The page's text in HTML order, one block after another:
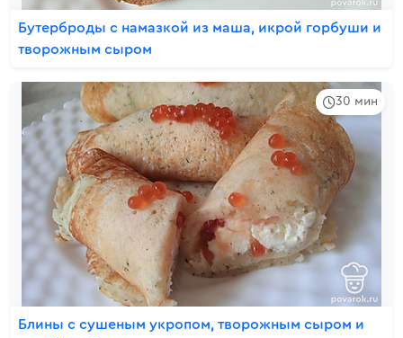
Бутерброды с намазкой из маша, икрой горбуши и
творожным сыром
30 мин
Блины с сушеным укропом, творожным сыром и